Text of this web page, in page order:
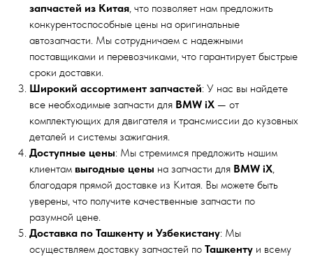
запчастей из Китая, что позволяет нам предложить
конкурентоспособные цены на оригинальные
автозапчасти. Мы сотрудничаем с надежными
поставщиками и перевозчиками, что гарантирует быстрые
сроки доставки.
Широкий ассортимент запчастей: У нас вы найдете
все необходимые запчасти для BMW iX — от
комплектующих для двигателя и трансмиссии до кузовных
деталей и системы зажигания.
Доступные цены: Мы стремимся предложить нашим
клиентам выгодные цены на запчасти для BMW iX,
благодаря прямой доставке из Китая. Вы можете быть
уверены, что получите качественные запчасти по
разумной цене.
Доставка по Ташкенту и Узбекистану: Мы
осуществляем доставку запчастей по Ташкенту и всему